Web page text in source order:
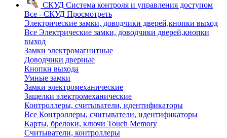
СКУД Система контроля и управления доступом
Все - СКУД Просмотреть
Электрические замки, доводчики дверей,кнопки выход
Все Электрические замки, доводчики дверей,кнопки
выход
Замки электромагнитные
Доводчики дверные
Кнопки выхода
Умные замки
Замки электромеханические
Защелки электромеханические
Контроллеры, считыватели, идентификаторы
Все Контроллеры, считыватели, идентификаторы
Карты, брелоки, ключи Touch Memory
Считыватели, контроллеры